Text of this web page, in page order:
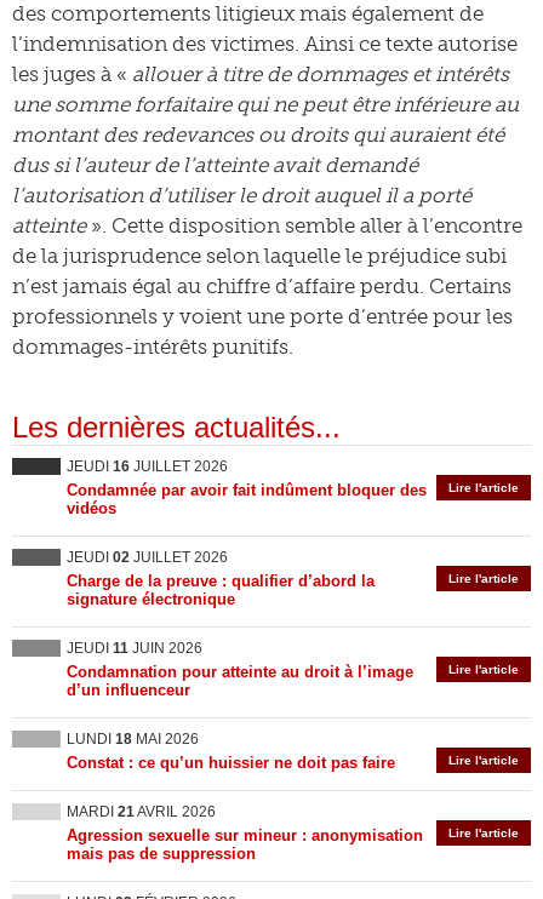
des comportements litigieux mais également de
l’indemnisation des victimes. Ainsi ce texte autorise
les juges à « allouer à titre de dommages et intérêts
une somme forfaitaire qui ne peut être inférieure au
montant des redevances ou droits qui auraient été
dus si l’auteur de l’atteinte avait demandé
l’autorisation d’utiliser le droit auquel il a porté
atteinte». Cette disposition semble aller à l’encontre
de la jurisprudence selon laquelle le préjudice subi
n’est jamais égal au chiffre d’affaire perdu. Certains
professionnels y voient une porte d’entrée pour les
dommages-intérêts punitifs.
Les dernières actualités...
JEUDI 16 JUILLET 2026
Lire l'article
Condamnée par avoir fait indûment bloquer des
vidéos
JEUDI 02 JUILLET 2026
Lire l'article
Charge de la preuve : qualifier d’abord la
signature électronique
JEUDI 11 JUIN 2026
Lire l'article
Condamnation pour atteinte au droit à l’image
d’un influenceur
LUNDI 18 MAI 2026
Lire l'article
Constat : ce qu’un huissier ne doit pas faire
MARDI 21AVRIL 2026
Lire l'article
Agression sexuelle sur mineur : anonymisation
mais pas de suppression